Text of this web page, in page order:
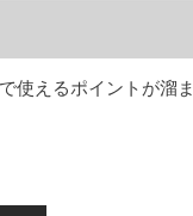
使えるポイントが溜ま